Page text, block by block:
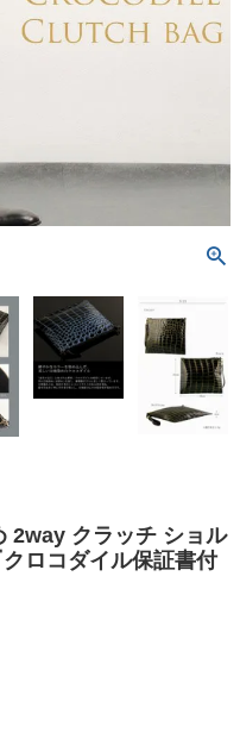
2way クラッチ ショル
ロコダイル保証書付